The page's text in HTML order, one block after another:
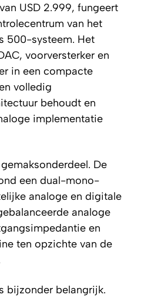
USD 2.999, fungeert
van het
500-systeem. Het
voorversterker en
in een compacte
volledig
behoudt en
implementatie
De
een dual-mono-
analoge en digitale
analoge
en
ten opzichte van de
bijzonder belangrijk.